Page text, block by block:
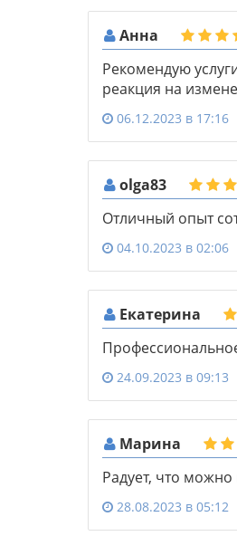
Анна
Рекомендую
реакция на
06.12.2023 в 17:16
olga83
Отличный опыт
04.10.2023 в 02:06
Екатерина
24.09.2023 в 09:13
Марина
Радует, что
28.08.2023 в 05:12